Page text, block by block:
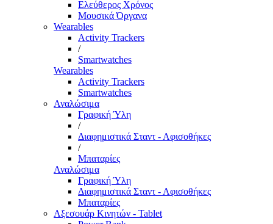
Ελεύθερος Χρόνος
Μουσικά Όργανα
Wearables
Activity Trackers
/
Smartwatches
Wearables
Activity Trackers
Smartwatches
Αναλώσιμα
Γραφική Ύλη
/
Διαφημιστικά Σταντ - Αφισοθήκες
/
Μπαταρίες
Αναλώσιμα
Γραφική Ύλη
Διαφημιστικά Σταντ - Αφισοθήκες
Μπαταρίες
Αξεσουάρ Κινητών - Tablet